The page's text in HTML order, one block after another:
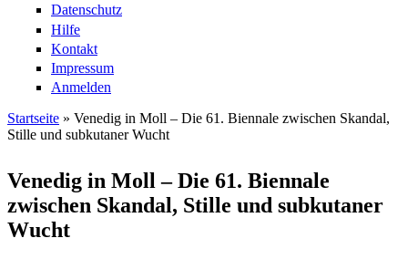
Datenschutz
Hilfe
Kontakt
Impressum
Anmelden
Sie sind hier
Startseite » Venedig in Moll – Die 61. Biennale zwischen Skandal,
Stille und subkutaner Wucht
Venedig in Moll – Die 61. Biennale
zwischen Skandal, Stille und subkutaner
Wucht